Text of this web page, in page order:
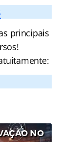
principais
NO